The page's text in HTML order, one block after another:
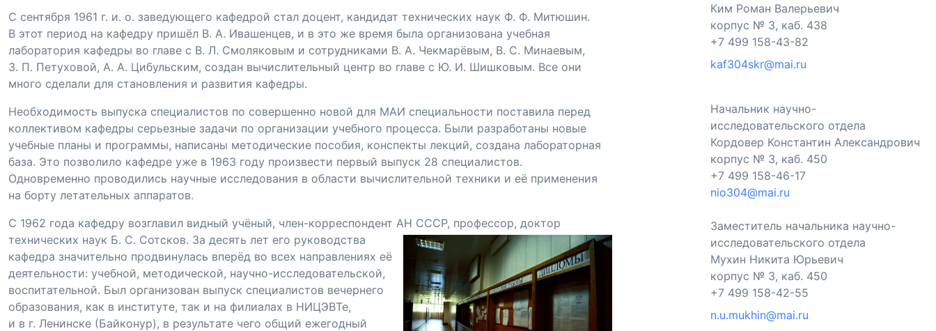
С сентября 1961 г. и. о. заведующего кафедрой стал доцент, кандидат технических наук Ф. Ф. Митюшин.
В этот период на кафедру пришёл В. А. Ивашенцев, и в это же время была организована учебная
лаборатория кафедры во главе с В. Л. Смоляковым и сотрудниками В. А. Чекмарёвым, В. С. Минаевым,
З. П. Петуховой, А. А. Цибульским, создан вычислительный центр во главе с Ю. И. Шишковым. Все они
много сделали для становления и развития кафедры.
Необходимость выпуска специалистов по совершенно новой для МАИ специальности поставила перед
коллективом кафедры серьезные задачи по организации учебного процесса. Были разработаны новые
учебные планы и программы, написаны методические пособия, конспекты лекций, создана лабораторная
база. Это позволило кафедре уже в 1963 году произвести первый выпуск 28 специалистов.
Одновременно проводились научные исследования в области вычислительной техники и её применения
на борту летательных аппаратов.
С 1962 года кафедру возглавил видный учёный, член-корреспондент АН СССР, профессор, доктор
технических наук Б. С. Сотсков. За десять лет его руководства
кафедра значительно продвинулась вперёд во всех направлениях её
деятельности: учебной, методической, научно-исследовательской,
воспитательной. Был организован выпуск специалистов вечернего
образования, как в институте, так и на филиалах в НИЦЭВТе,
и в г. Ленинске (Байконур), в результате чего общий ежегодный
Ким Роман Валерьевич
корпус № 3, каб. 438
+7 499 158-43-82
kaf304skr@mai.ru
Начальник научно-
исследовательского отдела
Кордовер Константин Александрович
корпус № 3, каб. 450
+7 499 158-46-17
nio304@mai.ru
Заместитель начальника научно-
исследовательского отдела
Мухин Никита Юрьевич
корпус № 3, каб. 450
+7 499 158-42-55
n.u.mukhin@mai.ru